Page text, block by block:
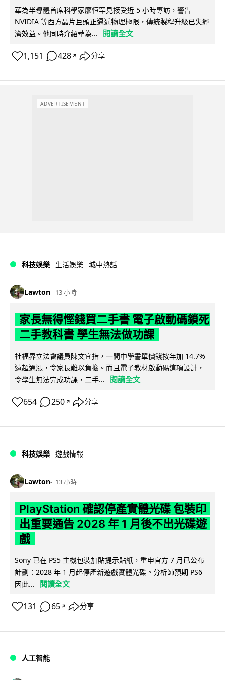
華為半導體首席科學家廖恒罕見接受近 5 小時專訪，警告
NVIDIA 等西方晶片巨頭正逼近物理極限，傳統製程升級已失經
濟效益。他同時介紹華為...
閱讀全文
1,151 428 ↗ 分享
ADVERTISEMENT
科技娛樂 生活娛樂 城中熱話
Lawton 13 小時
家長無得慳錢買二手書 電子啟動碼鎖死
二手教科書 學生無法做功課
社福界立法會議員陳文宜指，一間中學書單價錢按年加 14.7%
遠超通漲，令家長難以負擔。而且電子教材啟動碼這項設計，
令學生無法完成功課，二手...
閱讀全文
654 250 ↗ 分享
科技娛樂 遊戲情報
Lawton 13 小時
PlayStation 確認停產實體光碟 包裝印
出重要通告 2028 年 1 月後不出光碟遊
戲
Sony 已在 PS5 主機包裝加貼提示貼紙，重申官方 7 月已公布
計劃：2028 年 1 月起停產新遊戲實體光碟。分析師預期 PS6
因此...
閱讀全文
131 65 ↗ 分享
人工智能